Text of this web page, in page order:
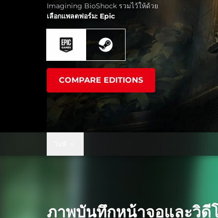
Imagining BioShock รวมไว้ให้ด้วย
เลือกแพลตฟอร์ม: Epic
COMPARE EDITIONS
ภาพบันทึกหน้าจอและวิดี